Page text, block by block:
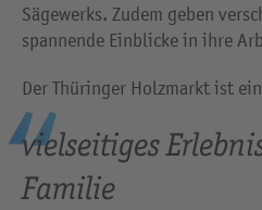
Sägewerks. Zudem geben
spannende Einblicke in ihre
Der Thüringer Holzmarkt ist ein
vielseitiges
Familie